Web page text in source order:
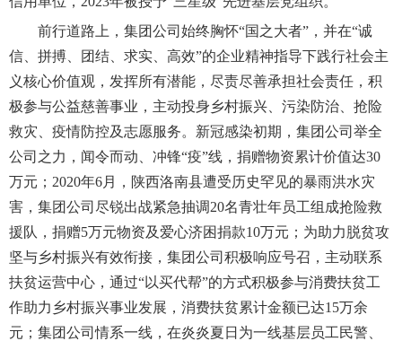
前行道路上，集团公司始终胸怀“国之大者”，并在“诚
信、拼搏、团结、求实、高效”的企业精神指导下践行社会主
义核心价值观，发挥所有潜能，尽责尽善承担社会责任，积
极参与公益慈善事业，主动投身乡村振兴、污染防治、抢险
救灾、疫情防控及志愿服务。新冠感染初期，集团公司举全
公司之力，闻令而动、冲锋“疫”线，捐赠物资累计价值达30
万元；2020年6月，陕西洛南县遭受历史罕见的暴雨洪水灾
害，集团公司尽锐出战紧急抽调20名青壮年员工组成抢险救
援队，捐赠5万元物资及爱心济困捐款10万元；为助力脱贫攻
坚与乡村振兴有效衔接，集团公司积极响应号召，主动联系
扶贫运营中心，通过“以买代帮”的方式积极参与消费扶贫工
作助力乡村振兴事业发展，消费扶贫累计金额已达15万余
元；集团公司情系一线，在炎炎夏日为一线基层员工民警、